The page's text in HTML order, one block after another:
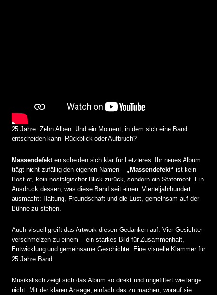
25 Jahre. Zehn Alben. Und ein Moment, in dem sich eine Band
entscheiden kann: Rückblick oder Aufbruch?
Massendefektentscheiden sich klar für Letzteres. Ihr neues Album
trägt nicht zufällig den eigenen Namen –„Massendefekt“ ist kein
Best-of, kein nostalgischer Blick zurück, sondern ein Statement. Ein
Ausdruck dessen, was diese Band seit einem Vierteljahrhundert
ausmacht: Haltung, Freundschaft und die Lust, gemeinsam auf der
Bühne zu stehen.
Auch visuell greift das Artwork diesen Gedanken auf: Vier Gesichter
verschmelzen zu einem – ein starkes Bild für Zusammenhalt,
Entwicklung und gemeinsame Geschichte. Eine visuelle Klammer für
25 Jahre Band.
Musikalisch zeigt sich das Album so direkt und ungefiltert wie lange
nicht. Mit der klaren Ansage, einfach das zu machen, worauf sie